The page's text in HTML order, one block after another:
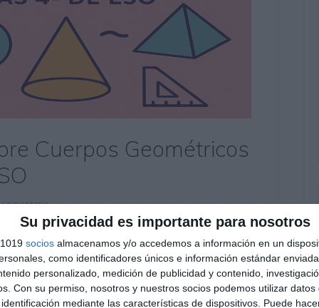
Su privacidad es importante para nosotros
socios almacenamos y/o accedemos a información en un
como identificadores únicos e información estándar
personalizado, medición de publicidad y contenido,
Con su permiso, nosotros y nuestros socios podemos utilizar datos
mediante las características de dispositivos. Puede
Cuerpos Geométricos
Matemáticas de 4º de ESO, con el objetivo
cuerpos geométricos más comunes: prismas,
de ejercicios permiten practicar de forma
apotemas y superficies, desarrollando la